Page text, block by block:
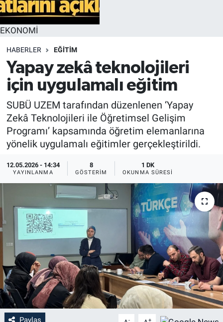
EKONOMİ
HABERLER EĞİTİM
Yapay zekâ teknolojileri
için uygulamalı eğitim
SUBÜ UZEM tarafından düzenlenen ‘Yapay
Zekâ Teknolojileri ile Öğretimsel Gelişim
Programı’ kapsamında öğretim elemanlarına
yönelik uygulamalı eğitimler gerçekleştirildi.
12.05.2026 - 14:34
YAYINLANMA
8
GÖSTERIM
1 DK
OKUNMA SÜRESI
Paylaş - +